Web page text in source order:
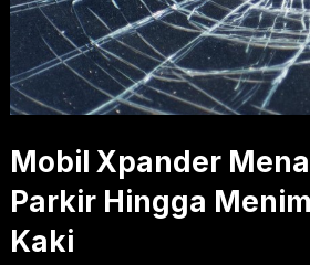
Mobil Xpander
Parkir Hingga
Kaki